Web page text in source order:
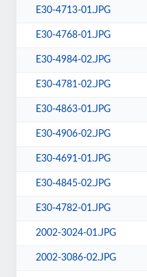
E30-4713-01.JPG
E30-4768-01.JPG
E30-4984-02.JPG
E30-4781-02.JPG
E30-4863-01.JPG
E30-4906-02.JPG
E30-4691-01.JPG
E30-4845-02.JPG
E30-4782-01.JPG
2002-3024-01.JPG
2002-3086-02.JPG